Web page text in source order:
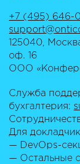
+7 (495) 646-
125040,
оф. 16
ООО
Служба
бухгалтерия:
Для
— DevOps-
— Остальные